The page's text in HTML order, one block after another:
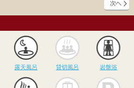
かけ流し 露天風呂
露天風呂
貸切風呂
貸切風呂 岩盤浴
サウナ